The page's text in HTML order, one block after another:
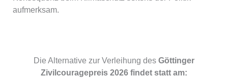
aufmerksam.
Die Alternative zur Verleihung des Göttinger
Zivilcouragepreis 2026 findet statt am: